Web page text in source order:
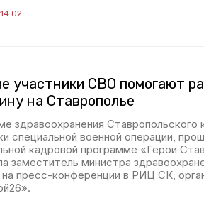
участники СВО помогают
на Ставрополье
здравоохранения Ставропольского
специальной военной операции,
кадровой программе «Герои
заместитель министра
на пресс-конференции в РИЦ СК,